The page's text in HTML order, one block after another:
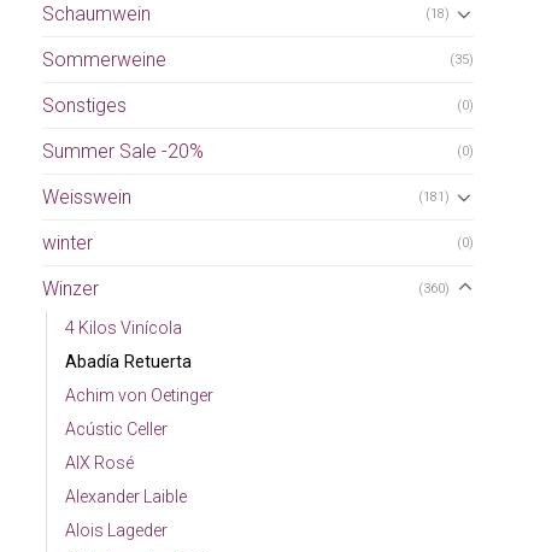
Schaumwein (18)
Sommerweine (35)
Sonstiges (0)
Summer Sale -20% (0)
Weisswein (181)
winter (0)
Winzer (360)
4 Kilos Vinícola
Abadía Retuerta
Achim von Oetinger
Acústic Celler
AIX Rosé
Alexander Laible
Alois Lageder